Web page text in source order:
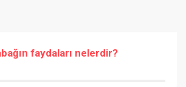
faydaları nelerdir?